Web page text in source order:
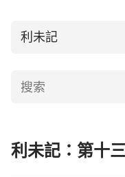
利未記
創世記
申命記
撒母耳記上
利未記：第十